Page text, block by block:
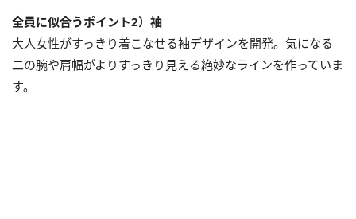
全員に似合うポイント2）袖
大人女性がすっきり着こなせる袖デザインを開発。気になる
二の腕や肩幅がよりすっきり見える絶妙なラインを作っていま
す。